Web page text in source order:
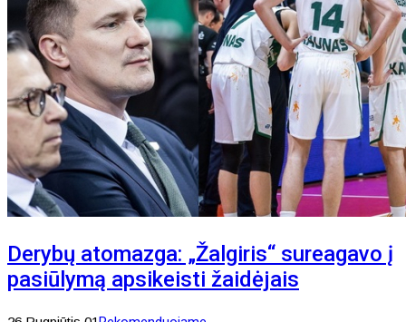
Derybų atomazga: „Žalgiris“ sureagavo į
pasiūlymą apsikeisti žaidėjais